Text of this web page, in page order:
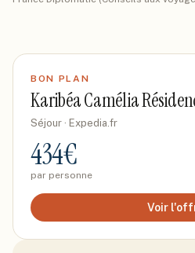
BON PLAN
Karibéa Camélia
Séjour · Expedia.fr
434€
par personne
Voir